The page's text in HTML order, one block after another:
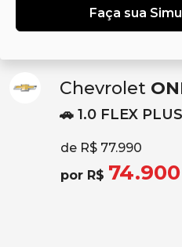
Faça sua
Chevrolet
🚗 1.0 FLEX
de R$ 77.990
por R$ 74.900